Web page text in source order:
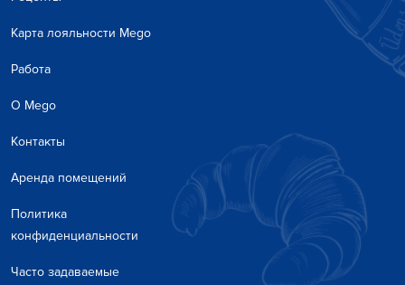
Карта лояльности Mego
Работа
О Mego
Контакты
Аренда помещений
Политика
конфиденциальности
Часто задаваемые